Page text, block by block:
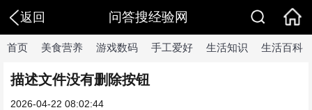
返回 问答搜经验网
首页 美食营养 游戏数码 手工爱好 生活知识 生活百科
描述文件没有删除按钮
2026-04-22 08:02:44